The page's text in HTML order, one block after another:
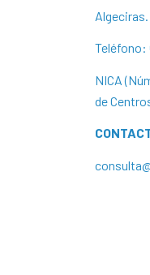
Algeciras.
Teléfono:
NICA
de